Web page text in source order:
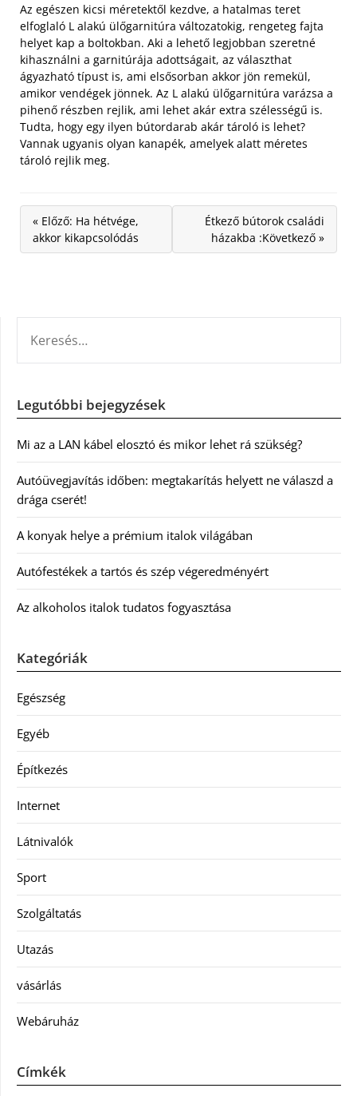
Az egészen kicsi méretektől kezdve, a hatalmas teret
elfoglaló L alakú ülőgarnitúra változatokig, rengeteg fajta
helyet kap a boltokban. Aki a lehető legjobban szeretné
kihasználni a garnitúrája adottságait, az választhat
ágyazható típust is, ami elsősorban akkor jön remekül,
amikor vendégek jönnek. Az L alakú ülőgarnitúra varázsa a
pihenő részben rejlik, ami lehet akár extra szélességű is.
Tudta, hogy egy ilyen bútordarab akár tároló is lehet?
Vannak ugyanis olyan kanapék, amelyek alatt méretes
tároló rejlik meg.
« Előző: Ha hétvége,
akkor kikapcsolódás
Étkező bútorok családi
házakba :Következő »
Legutóbbi bejegyzések
Mi az a LAN kábel elosztó és mikor lehet rá szükség?
Autóüvegjavítás időben: megtakarítás helyett ne válaszd a
drága cserét!
A konyak helye a prémium italok világában
Autófestékek a tartós és szép végeredményért
Az alkoholos italok tudatos fogyasztása
Kategóriák
Egészség
Egyéb
Építkezés
Internet
Látnivalók
Sport
Szolgáltatás
Utazás
vásárlás
Webáruház
Címkék